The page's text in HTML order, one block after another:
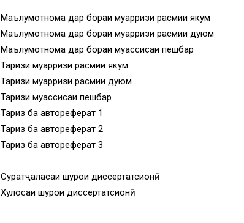
Маълумотнома дар бораи муқарризи расмии якум
Маълумотнома дар бораи муқарризи расмии дуюм
Маълумотнома дар бораи муассисаи пешбар
Тақризи муқарризи расмии якум
Тақризи муқарризи расмии дуюм
Тақризи муассисаи пешбар
Тақриз ба автореферат 1
Тақриз ба автореферат 2
Тақриз ба автореферат 3
Суратҷаласаи шурои диссертатсионӣ
Хулосаи шурои диссертатсионӣ